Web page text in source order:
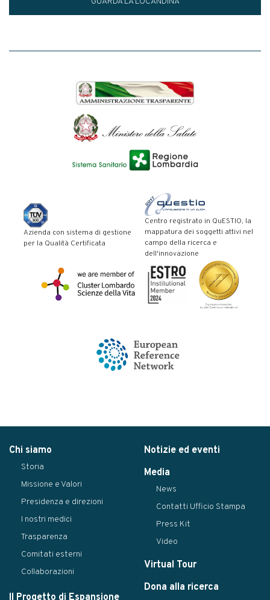
Azienda con sistema di gestione
per la Qualità Certificata
Centro registrato in QuESTIO, la
mappatura dei soggetti attivi nel
campo della ricerca e
dell'innovazione
Chi siamo
Storia
Missione e Valori
Presidenza e direzioni
I nostri medici
Trasparenza
Comitati esterni
Collaborazioni
Notizie ed eventi
Media
News
Contatti Ufficio Stampa
Press Kit
Video
Virtual Tour
Dona alla ricerca